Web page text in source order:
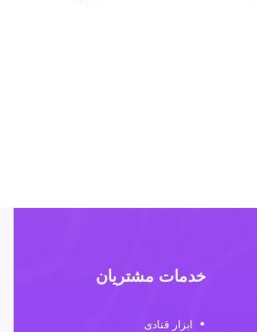
خدمات مشتریان
ابزار قنادی